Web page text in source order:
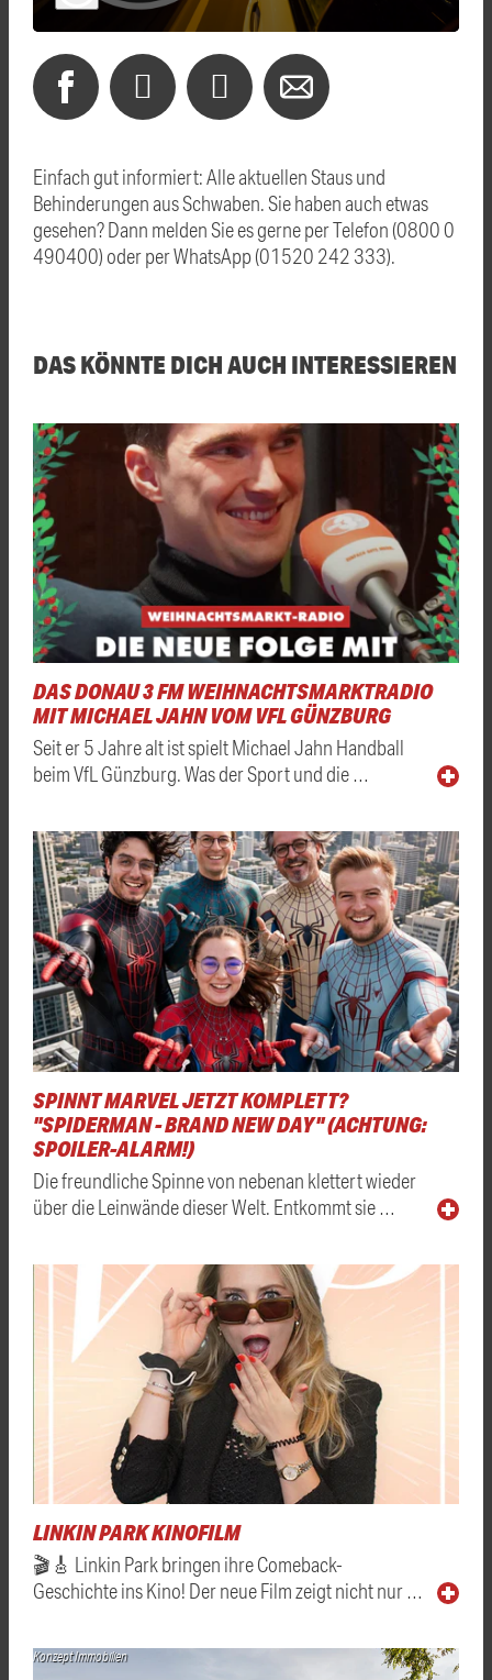
Einfach gut informiert: Alle aktuellen Staus und
Behinderungen aus Schwaben. Sie haben auch etwas
gesehen? Dann melden Sie es gerne per Telefon (0800 0
490400) oder per WhatsApp (01520 242 333).
DAS KÖNNTE DICH AUCH INTERESSIEREN
DAS DONAU 3 FM WEIHNACHTSMARKTRADIO
MIT MICHAEL JAHN VOM VFL GÜNZBURG
Seit er 5 Jahre alt ist spielt Michael Jahn Handball
beim VfL Günzburg. Was der Sport und die …
SPINNT MARVEL JETZT KOMPLETT?
"SPIDERMAN - BRAND NEW DAY" (ACHTUNG:
SPOILER-ALARM!)
Die freundliche Spinne von nebenan klettert wieder
über die Leinwände dieser Welt. Entkommt sie …
LINKIN PARK KINOFILM
🎬🎸 Linkin Park bringen ihre Comeback-
Geschichte ins Kino! Der neue Film zeigt nicht nur …
Konzept Immobilien